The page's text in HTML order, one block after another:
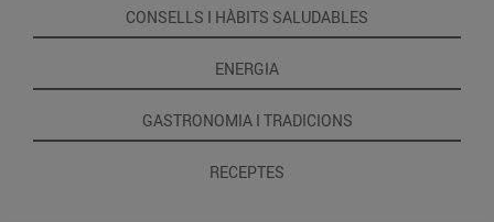
CONSELLS I HÀBITS SALUDABLES
ENERGIA
GASTRONOMIA I TRADICIONS
RECEPTES